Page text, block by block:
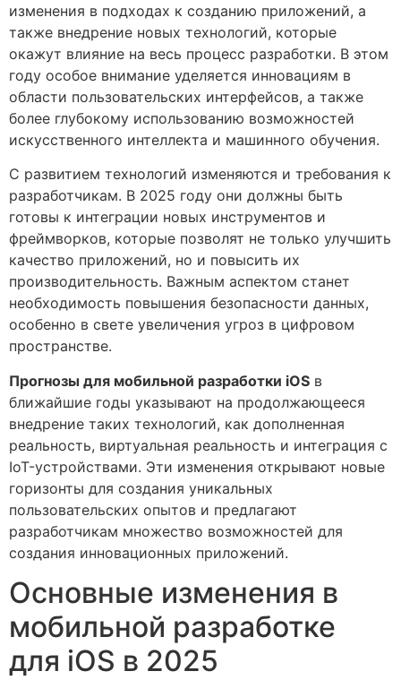
изменения в подходах к созданию приложений, а
также внедрение новых технологий, которые
окажут влияние на весь процесс разработки. В этом
году особое внимание уделяется инновациям в
области пользовательских интерфейсов, а также
более глубокому использованию возможностей
искусственного интеллекта и машинного обучения.
С развитием технологий изменяются и требования к
разработчикам. В 2025 году они должны быть
готовы к интеграции новых инструментов и
фреймворков, которые позволят не только улучшить
качество приложений, но и повысить их
производительность. Важным аспектом станет
необходимость повышения безопасности данных,
особенно в свете увеличения угроз в цифровом
пространстве.
Прогнозы для мобильной разработки iOS в
ближайшие годы указывают на продолжающееся
внедрение таких технологий, как дополненная
реальность, виртуальная реальность и интеграция с
IoT-устройствами. Эти изменения открывают новые
горизонты для создания уникальных
пользовательских опытов и предлагают
разработчикам множество возможностей для
создания инновационных приложений.
Основные изменения в
мобильной разработке
для iOS в 2025